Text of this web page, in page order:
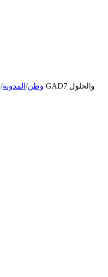
وطن/ المدونة/ مركزك الشامل لموارد القلق: نتائج GAD7 والحلول